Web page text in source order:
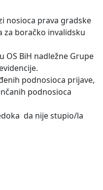
nosioca prava gradske
za boračko invalidsku
OS BiH nadležne Grupe
podnosioca prijave,
podnosioca
da nije stupio/la